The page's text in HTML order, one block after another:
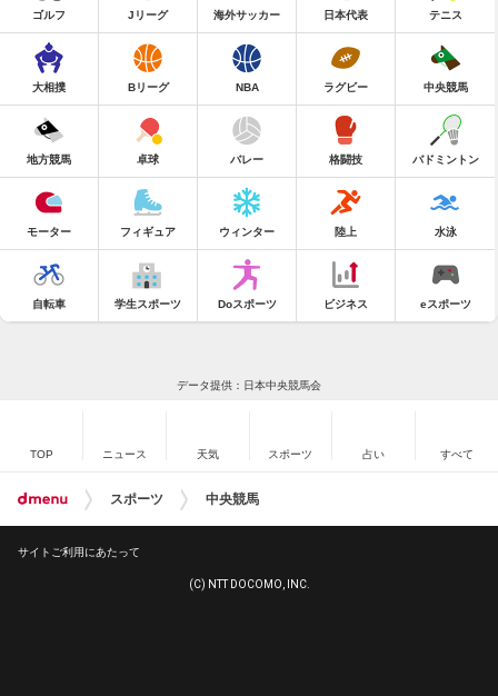
ゴルフ Jリーグ 海外サッカー 日本代表 テニス
大相撲 Bリーグ NBA ラグビー 中央競馬
地方競馬 卓球 バレー 格闘技 バドミントン
モーター フィギュア ウィンター 陸上 水泳
自転車 学生スポーツ Doスポーツ ビジネス eスポーツ
データ提供：日本中央競馬会
TOP ニュース 天気 スポーツ 占い すべて
スポーツ 中央競馬
サイトご利用にあたって
(C) NTT DOCOMO, INC.